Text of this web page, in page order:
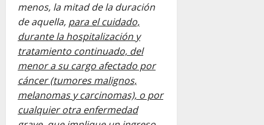
menos, la mitad de la duración
de aquella, para el cuidado,
durante la hospitalización y
tratamiento continuado, del
menor a su cargo afectado por
cáncer (tumores malignos,
melanomas y carcinomas), o por
cualquier otra enfermedad